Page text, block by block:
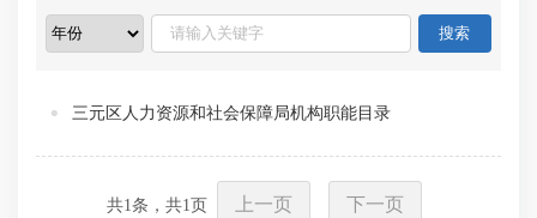
三元区人力资源和社会保障局机构职能目录
共1 条，共1 页 上一页 下一页